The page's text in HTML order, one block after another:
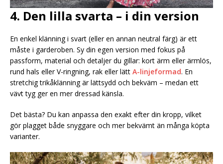
4. Den lilla svarta – i din version
En enkel klänning i svart (eller en annan neutral färg) är ett
måste i garderoben. Sy din egen version med fokus på
passform, material och detaljer du gillar: kort ärm eller ärmlös,
rund hals eller V-ringning, rak eller lätt A-linjeformad. En
stretchig trikåklänning är lättsydd och bekväm – medan ett
vävt tyg ger en mer dressad känsla.
Det bästa? Du kan anpassa den exakt efter din kropp, vilket
gör plagget både snyggare och mer bekvämt än många köpta
varianter.